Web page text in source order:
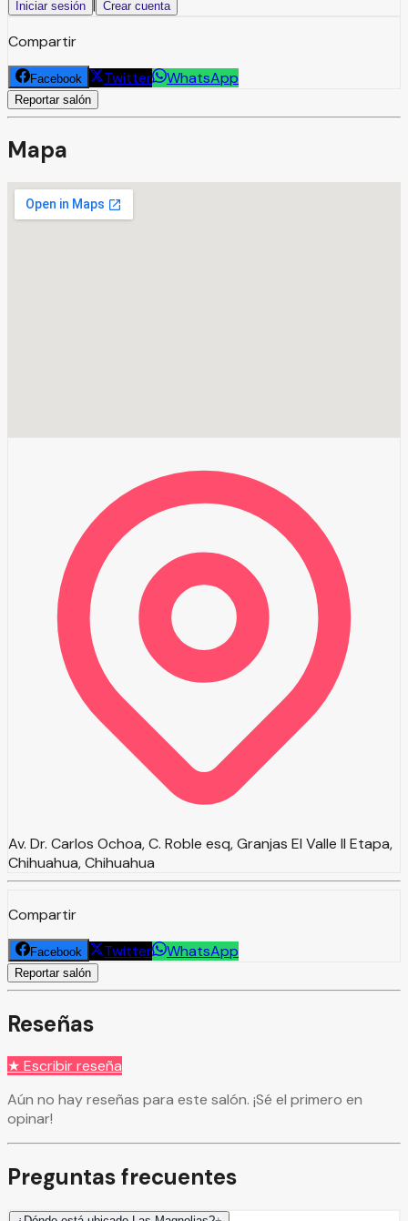
Iniciar sesión Crear cuenta
Compartir
Facebook Twitter WhatsApp
Reportar salón
Mapa
Av. Dr. Carlos Ochoa, C. Roble esq, Granjas El Valle II Etapa,
Chihuahua, Chihuahua
Compartir
Facebook Twitter WhatsApp
Reportar salón
Reseñas
★ Escribir reseña
Aún no hay reseñas para este salón. ¡Sé el primero en
opinar!
Preguntas frecuentes